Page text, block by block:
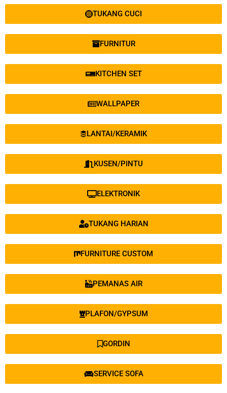
TUKANG CUCI
FURNITUR
KITCHEN SET
WALLPAPER
LANTAI/KERAMIK
KUSEN/PINTU
ELEKTRONIK
TUKANG HARIAN
FURNITURE CUSTOM
PEMANAS AIR
PLAFON/GYPSUM
GORDIN
SERVICE SOFA